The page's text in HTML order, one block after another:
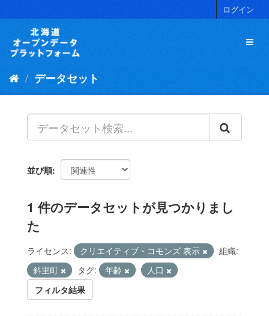
キ
ログイン
データセット
並び順
1 件のデータセットが見つかりまし
た
ライセンス: クリエイティブ・コモンズ 表示
組織:
斜里町
タグ: 年齢
人口
フィルタ結果